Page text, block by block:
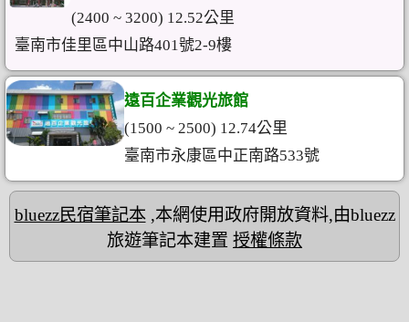
(2400 ~ 3200) 12.52公里
臺南市佳里區中山路401號2-9樓
遠百企業觀光旅館
(1500 ~ 2500) 12.74公里
臺南市永康區中正南路533號
bluezz民宿筆記本,本網使用政府開放資料,由bluezz
旅遊筆記本建置 授權條款